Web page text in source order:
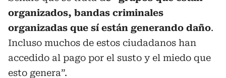
organizados, bandas criminales
organizadas que sí están generando daño.
Incluso muchos de estos ciudadanos han
accedido al pago por el susto y el miedo que
esto genera”.